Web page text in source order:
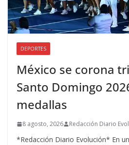
DEPORTES
México se corona
Santo Domingo
medallas
8 agosto, 2026 Redacción Diario
*Redacción Diario Evolución* En